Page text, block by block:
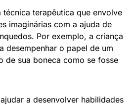
técnica terapêutica que envolve
imaginárias com a ajuda de
Por exemplo, a criança
desempenhar o papel de um
de sua boneca como se fosse
a desenvolver habilidades